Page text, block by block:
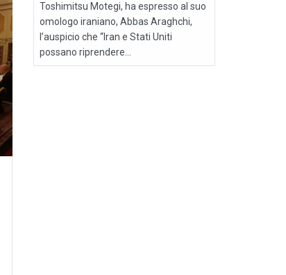
Toshimitsu Motegi, ha espresso al suo
omologo iraniano, Abbas Araghchi,
l’auspicio che “Iran e Stati Uniti
possano riprendere...